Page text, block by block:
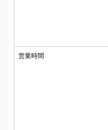
営業時間